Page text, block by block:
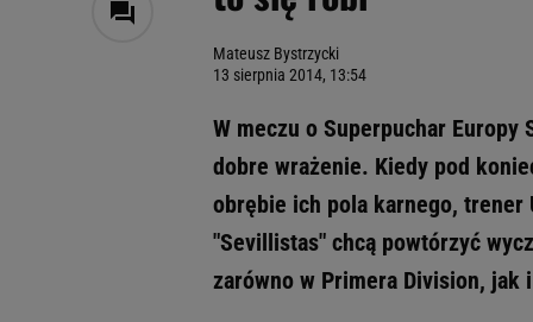
Mateusz Bystrzycki
13 sierpnia 2014, 13:54
W meczu o Superpuchar Europy
dobre wrażenie. Kiedy pod
obrębie ich pola karnego, trener
"Sevillistas" chcą powtórzyć
zarówno w Primera Division, jak